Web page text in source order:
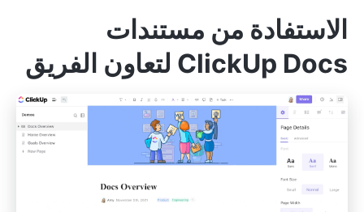
الاستفادة من مستندات
ClickUp Docs لتعاون الفريق